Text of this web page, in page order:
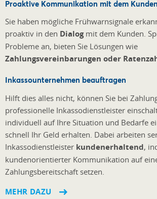
Proaktive Kommunikation mit dem Kunden
Sie haben mögliche Frühwarnsignale
proaktiv in den Dialog mit dem Kunden.
Probleme an, bieten Sie Lösungen wie
Zahlungsvereinbarungen oder
Inkassounternehmen beauftragen
Hilft dies alles nicht, können Sie bei
professionelle Inkassodienstleister
individuell auf Ihre Situation und Bedarfe
schnell Ihr Geld erhalten. Dabei arbeiten
Inkassodienstleister kundenerhaltend,
kundenorientierter Kommunikation auf
Zahlungsbereitschaft setzen.
MEHR DAZU